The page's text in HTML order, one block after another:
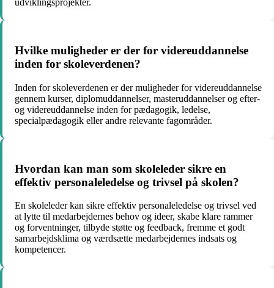
udviklingsprojekter.
Hvilke muligheder er der for videreuddannelse
inden for skoleverdenen?
Inden for skoleverdenen er der muligheder for videreuddannelse
gennem kurser, diplomuddannelser, masteruddannelser og efter-
og videreuddannelse inden for pædagogik, ledelse,
specialpædagogik eller andre relevante fagområder.
Hvordan kan man som skoleleder sikre en
effektiv personaleledelse og trivsel på skolen?
En skoleleder kan sikre effektiv personaleledelse og trivsel ved
at lytte til medarbejdernes behov og ideer, skabe klare rammer
og forventninger, tilbyde støtte og feedback, fremme et godt
samarbejdsklima og værdsætte medarbejdernes indsats og
kompetencer.